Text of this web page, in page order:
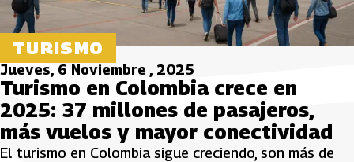
TURISMO
Jueves, 6 Noviembre , 2025
Turismo en Colombia crece en
2025: 37 millones de pasajeros,
más vuelos y mayor conectividad
El turismo en Colombia sigue creciendo, son más de